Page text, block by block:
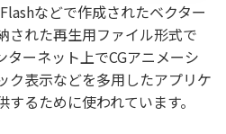
などで作成されたベクター
された再生用ファイル形式で
ーネット上でCGアニメーシ
ク表示などを多用したアプリケ
るために使われています。